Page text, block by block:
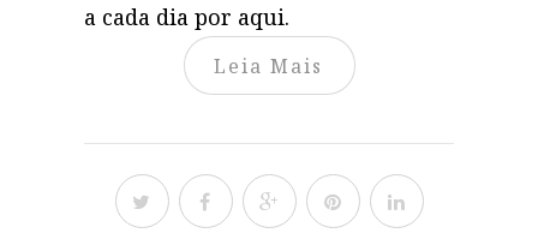
a cada dia por aqui.
Leia Mais